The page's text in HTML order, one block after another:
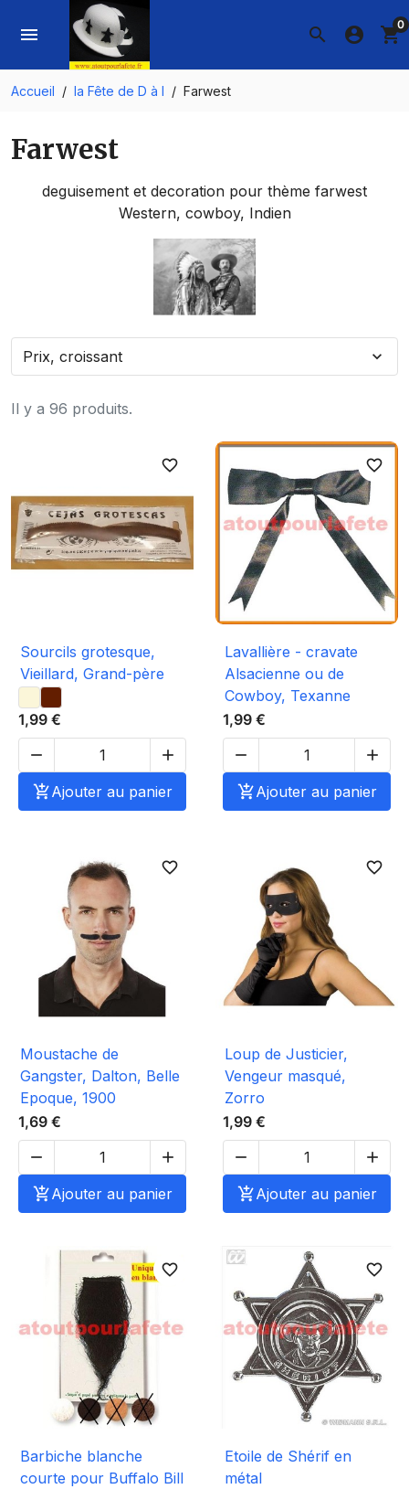
search
menu account_circle shopping_cart0
Accueil la Fête de D à I Farwest
Farwest
deguisement et decoration pour thème farwest
Western, cowboy, Indien
Il y a 96 produits.
Prix, croissant expand_more
favorite_border
Sourcils grotesque,
Vieillard, Grand-père
1,99 €


Ajouter au panier
favorite_border
Lavallière - cravate
Alsacienne ou de
Cowboy, Texanne
1,99 €


Ajouter au panier
favorite_border
Moustache de
Gangster, Dalton, Belle
Epoque, 1900
1,69 €


Ajouter au panier
favorite_border
Loup de Justicier,
Vengeur masqué,
Zorro
1,99 €


Ajouter au panier
favorite_border
Barbiche blanche
courte pour Buffalo Bill
favorite_border
Etoile de Shérif en
métal